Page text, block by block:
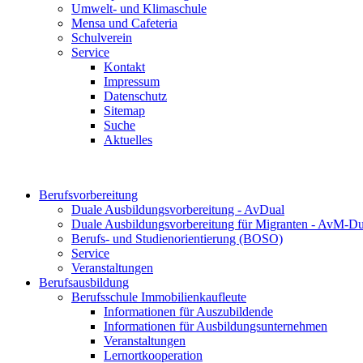
Umwelt- und Klimaschule
Mensa und Cafeteria
Schulverein
Service
Kontakt
Impressum
Datenschutz
Sitemap
Suche
Aktuelles
Berufsvorbereitung
Duale Ausbildungsvorbereitung - AvDual
Duale Ausbildungsvorbereitung für Migranten - AvM-
Berufs- und Studienorientierung (BOSO)
Service
Veranstaltungen
Berufsausbildung
Berufsschule Immobilienkaufleute
Informationen für Auszubildende
Informationen für Ausbildungsunternehmen
Veranstaltungen
Lernortkooperation